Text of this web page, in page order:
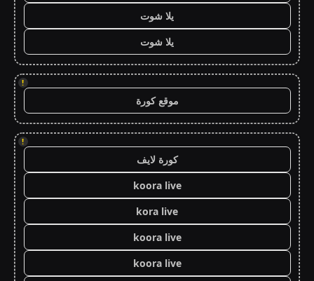
يلا شوت
يلا شوت
!
موقع كورة
!
كورة لايف
koora live
kora live
koora live
koora live